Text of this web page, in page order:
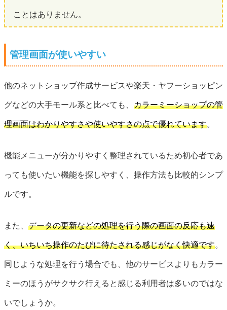
ことはありません。
管理画面が使いやすい
他のネットショップ作成サービスや楽天・ヤフーショッピン
グなどの大手モール系と比べても、 カラーミーショップの管
理画面はわかりやすさや使いやすさの点で優れています。
機能メニューが分かりやすく整理されているため初心者であ
っても使いたい機能を探しやすく、操作方法も比較的シンプ
ルです。
また、 データの更新などの処理を行う際の画面の反応も速
く、いちいち操作のたびに待たされる感じがなく快適です。
同じような処理を行う場合でも、他のサービスよりもカラー
ミーのほうがサクサク行えると感じる利用者は多いのではな
いでしょうか。